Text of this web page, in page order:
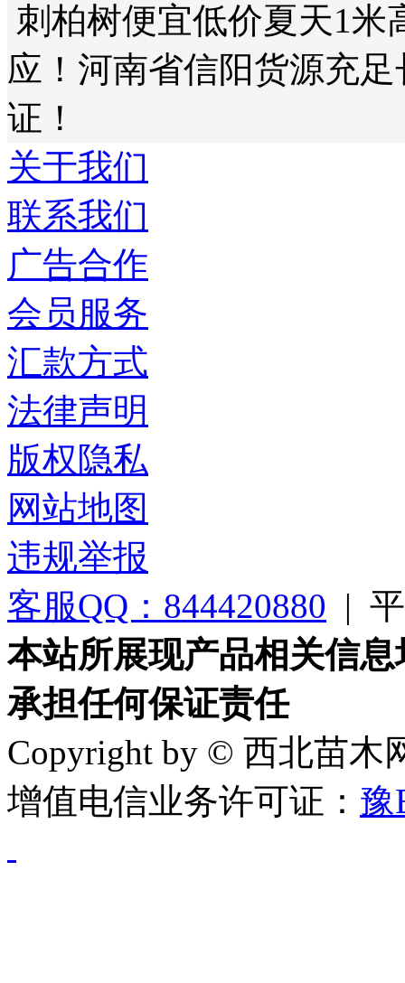
刺柏树便宜低价夏天1米
应！河南省信阳货源充
证！
关于我们
联系我们
广告合作
会员服务
汇款方式
法律声明
版权隐私
网站地图
违规举报
客服QQ：844420880 |
本站所展现产品相关信
承担任何保证责任
Copyright by © 西北苗木
增值电信业务许可证： 豫